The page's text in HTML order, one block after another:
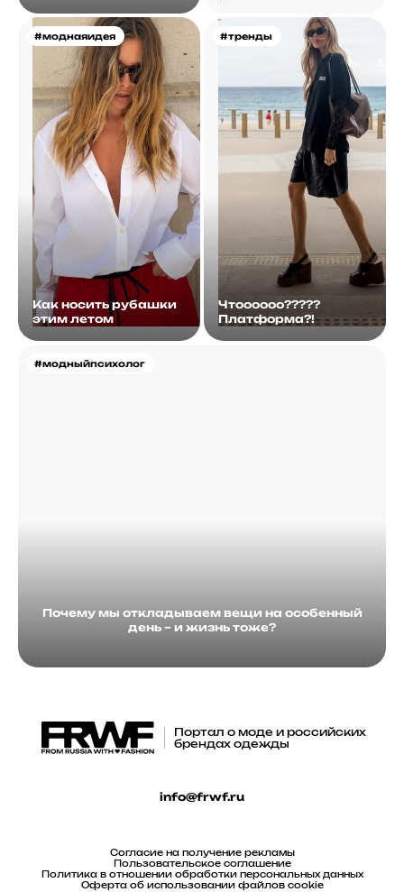
#моднаяидея
Как носить рубашки
этим летом
#тренды
Чтоооооо?????
Платформа?!
#модныйпсихолог
Почему мы откладываем вещи на особенный
день – и жизнь тоже?
Портал о моде и российских
брендах одежды
info@frwf.ru
Согласие на получение рекламы
Пользовательское соглашение
Политика в отношении обработки персональных данных
Оферта об использовании файлов cookie